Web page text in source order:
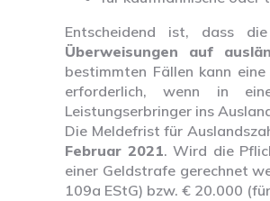
Entscheidend ist, dass
Überweisungen auf
bestimmten Fällen kann
erforderlich, wenn in
Leistungserbringer ins
Die Meldefrist für
Februar 2021. Wird die
einer Geldstrafe gerechnet
109a EStG) bzw. € 20.000